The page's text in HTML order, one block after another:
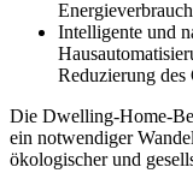
Intelligente und
Reduzierung des
Die Dwelling-Home-
ein notwendiger
ökologischer und